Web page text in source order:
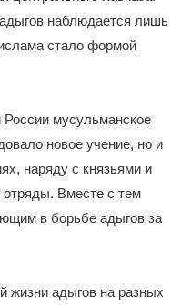
наблюдается лишь
стало формой
России мусульманское
новое учение, но и
наряду с князьями и
отряды. Вместе с тем
в борьбе адыгов за
жизни адыгов на разных